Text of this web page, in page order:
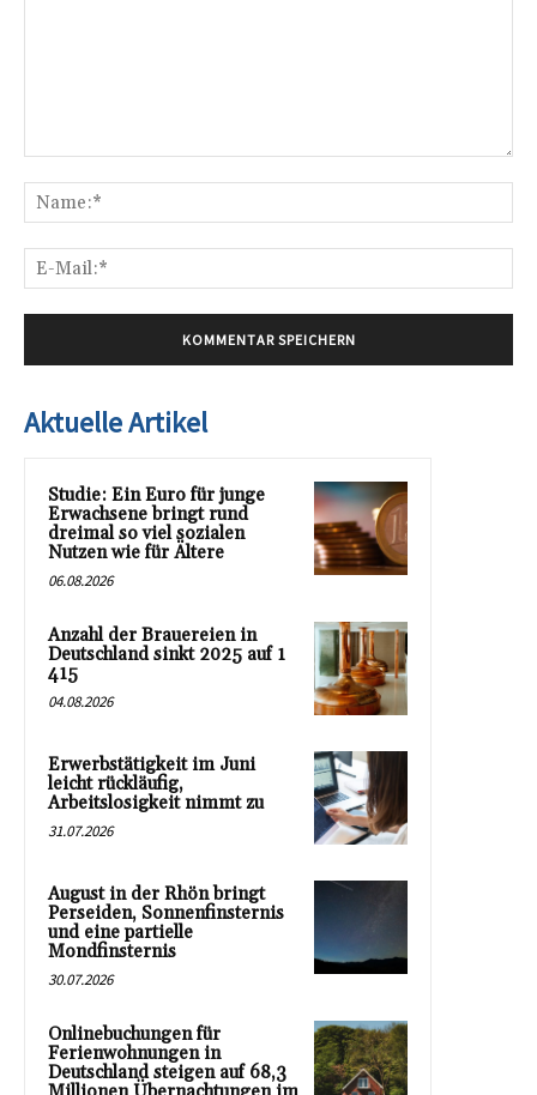
Aktuelle Artikel
Studie: Ein Euro für junge
Erwachsene bringt rund
dreimal so viel sozialen
Nutzen wie für Ältere
06.08.2026
Anzahl der Brauereien in
Deutschland sinkt 2025 auf 1
415
04.08.2026
Erwerbstätigkeit im Juni
leicht rückläufig,
Arbeitslosigkeit nimmt zu
31.07.2026
August in der Rhön bringt
Perseiden, Sonnenfinsternis
und eine partielle
Mondfinsternis
30.07.2026
Onlinebuchungen für
Ferienwohnungen in
Deutschland steigen auf 68,3